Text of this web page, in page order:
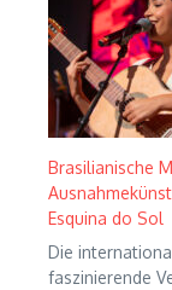
Brasilianische
Esquina do Sol
Die
faszinierende